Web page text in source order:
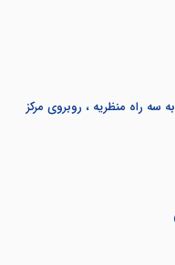
سه راه منظریه ، روبروی مرکز